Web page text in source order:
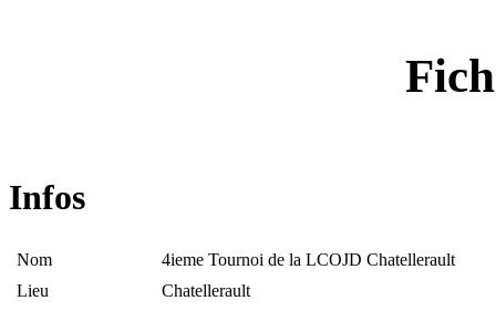
Infos
Nom
4ieme Tournoi de la LCOJD Chatellerault
Lieu
Chatellerault